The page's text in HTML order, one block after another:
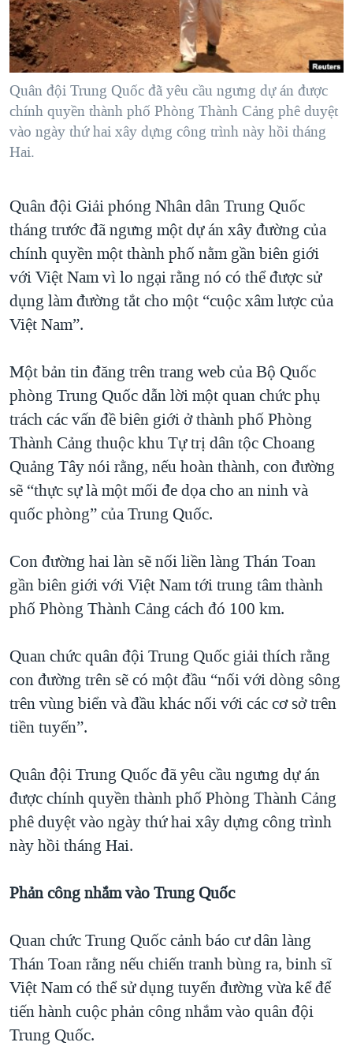
"Tìm"NGƯỜI VIỆT HẢI NGOẠI
ĐỜI SỐNG
KINH TẾ
KHOA HỌC
SỨC KHOẺ
VĂN HOÁ
GIÁO DỤC
TẠI
HÀNH TRÌNH BẦU CỬ 2024
MỘT NĂM CHIẾN TRANH TẠI DẢI GAZA
GIẢI MÃ VÀNH ĐAI & CON ĐƯỜNG
NGÀY TỊ NẠN THẾ GIỚI
CHI PHÍ CHIẾN TRANH AFGHANISTAN
CÁC GIÁ TRỊ CỘNG HÒA Ở VIỆT NAM
THƯỢNG ĐỈNH TRUMP-KIM TẠI VIỆT NAM
TRỊNH VĨNH BÌNH VS. CHÍNH PHỦ VIỆT NAM
NGƯ DÂN VIỆT VÀ LÀN SÓNG TRỘM HẢI SÂM
QUAN HỆ VIỆT MỸ
VIDEO
NGHE
MẠNG XÃ HỘI
Ngôn ngữ khác
Quân đội Trung Quốc đã yêu cầu ngưng dự án được
chính quyền thành phố Phòng Thành Cảng phê duyệt
vào ngày thứ hai xây dựng công trình này hồi tháng
Hai.
Quân đội Giải phóng Nhân dân Trung Quốc
tháng trước đã ngưng một dự án xây đường của
chính quyền một thành phố nằm gần biên giới
với Việt Nam vì lo ngại rằng nó có thể được sử
dụng làm đường tắt cho một “cuộc xâm lược của
Việt Nam”.
Một bản tin đăng trên trang web của Bộ Quốc
phòng Trung Quốc dẫn lời một quan chức phụ
trách các vấn đề biên giới ở thành phố Phòng
Thành Cảng thuộc khu Tự trị dân tộc Choang
Quảng Tây nói rằng, nếu hoàn thành, con đường
sẽ “thực sự là một mối đe dọa cho an ninh và
quốc phòng” của Trung Quốc.
Con đường hai làn sẽ nối liền làng Thán Toan
gần biên giới với Việt Nam tới trung tâm thành
phố Phòng Thành Cảng cách đó 100 km.
Quan chức quân đội Trung Quốc giải thích rằng
con đường trên sẽ có một đầu “nối với dòng sông
trên vùng biển và đầu khác nối với các cơ sở trên
tiền tuyến”.
Quân đội Trung Quốc đã yêu cầu ngưng dự án
được chính quyền thành phố Phòng Thành Cảng
phê duyệt vào ngày thứ hai xây dựng công trình
này hồi tháng Hai.
Phản công nhắm vào Trung Quốc
Quan chức Trung Quốc cảnh báo cư dân làng
Thán Toan rằng nếu chiến tranh bùng ra, binh sĩ
Việt Nam có thể sử dụng tuyến đường vừa kể để
tiến hành cuộc phản công nhắm vào quân đội
Trung Quốc.